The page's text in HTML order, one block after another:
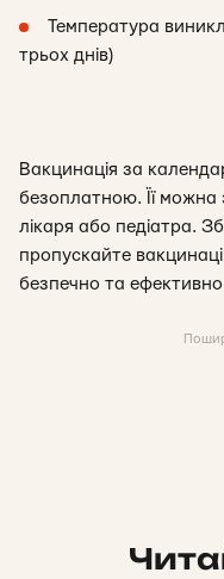
Температура
трьох днів)
Вакцинація за
безоплатною. Її можна
лікаря або педіатра.
пропускайте
безпечно та